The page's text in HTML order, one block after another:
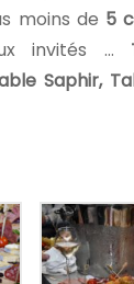
moins de 5
invités …
Saphir,